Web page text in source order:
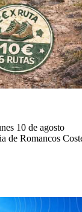
10 de agosto
de Romancos